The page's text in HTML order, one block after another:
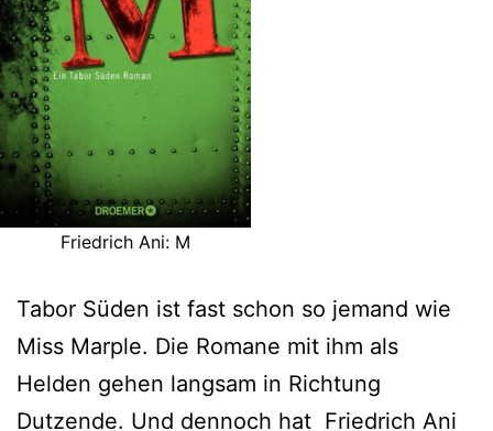
Friedrich Ani: M
Tabor Süden ist fast schon so jemand wie
Miss Marple. Die Romane mit ihm als
Helden gehen langsam in Richtung
Dutzende. Und dennoch hat Friedrich Ani